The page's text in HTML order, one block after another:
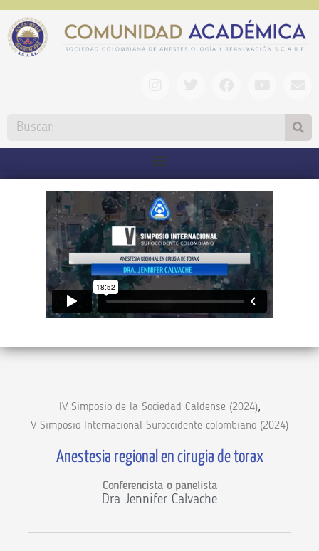
IV Simposio de la Sociedad Caldense (2024),
V Simposio Internacional Suroccidente colombiano (2024)
Anestesia regional en cirugia de torax
Conferencista o panelista
Dra Jennifer Calvache